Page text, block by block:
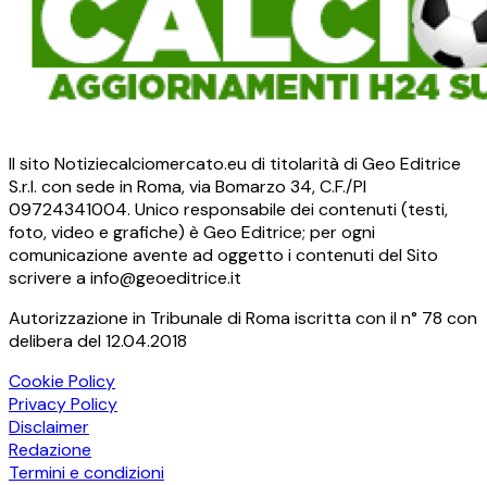
Il sito Notiziecalciomercato.eu di titolarità di Geo Editrice
S.r.l. con sede in Roma, via Bomarzo 34, C.F./PI
09724341004. Unico responsabile dei contenuti (testi,
foto, video e grafiche) è Geo Editrice; per ogni
comunicazione avente ad oggetto i contenuti del Sito
scrivere a info@geoeditrice.it
Autorizzazione in Tribunale di Roma iscritta con il n° 78 con
delibera del 12.04.2018
Cookie Policy
Privacy Policy
Disclaimer
Redazione
Termini e condizioni